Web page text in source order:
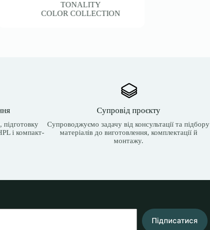
TONALITY
COLOR COLLECTION
підготовку
і компакт-
Супровід проєкту
Супроводжуємо задачу від консультації та підбору
матеріалів до виготовлення, комплектації й
монтажу.
Підписатися